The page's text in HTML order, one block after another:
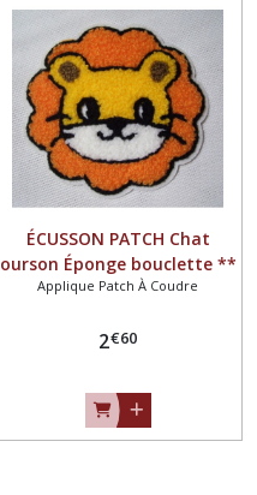
ÉCUSSON PATCH Chat
ourson Éponge bouclette **
10 x 10 cm ** Applique à
Applique Patch À Coudre
2€60